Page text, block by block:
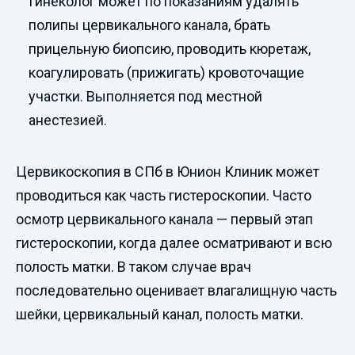
полипы цервикального канала, брать
прицельную биопсию, проводить кюретаж,
коагулировать (прижигать) кровоточащие
участки. Выполняется под местной
анестезией.
Цервикоскопия в СПб в Юнион Клиник может
проводиться как часть гистероскопии. Часто
осмотр цервикального канала — первый этап
гистероскопии, когда далее осматривают и всю
полость матки. В таком случае врач
последовательно оценивает влагалищную часть
шейки, цервикальный канал, полость матки.